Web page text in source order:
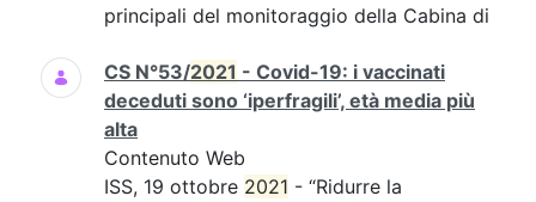
principali del monitoraggio della Cabina di
CS N°53/2021 - Covid-19: i vaccinati
deceduti sono ‘iperfragili’, età media più
alta
Contenuto Web
ISS, 19 ottobre 2021 - “Ridurre la